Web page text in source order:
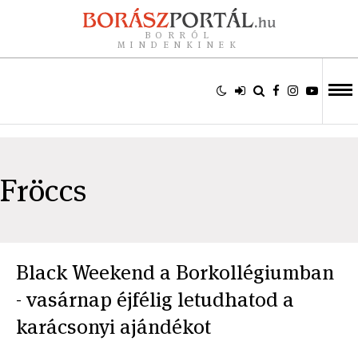
BORRÓL
MINDENKINEK
Fröccs
Black Weekend a Borkollégiumban
- vasárnap éjfélig letudhatod a
karácsonyi ajándékot